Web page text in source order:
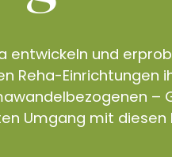
entwickeln und
Reha-Einrichtungen
–
Umgang mit diesen